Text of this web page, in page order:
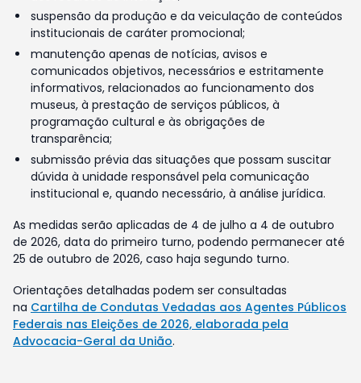
suspensão da produção e da veiculação de conteúdos
institucionais de caráter promocional;
manutenção apenas de notícias, avisos e
comunicados objetivos, necessários e estritamente
informativos, relacionados ao funcionamento dos
museus, à prestação de serviços públicos, à
programação cultural e às obrigações de
transparência;
submissão prévia das situações que possam suscitar
dúvida à unidade responsável pela comunicação
institucional e, quando necessário, à análise jurídica.
As medidas serão aplicadas de 4 de julho a 4 de outubro
de 2026, data do primeiro turno, podendo permanecer até
25 de outubro de 2026, caso haja segundo turno.
Orientações detalhadas podem ser consultadas
na Cartilha de Condutas Vedadas aos Agentes Públicos
Federais nas Eleições de 2026, elaborada pela
Advocacia-Geral da União.